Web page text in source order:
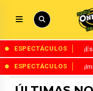
ESPECTÁCULOS
ESPECTÁCULOS